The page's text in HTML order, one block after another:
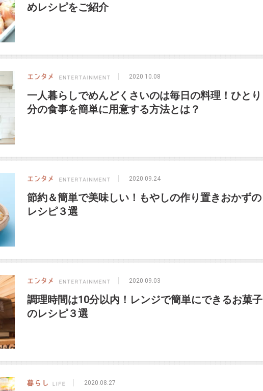
めレシピをご紹介
2020.10.08
一人暮らしでめんどくさいのは毎日の料理！ひとり
分の食事を簡単に用意する方法とは？
2020.09.24
節約＆簡単で美味しい！もやしの作り置きおかずの
レシピ３選
2020.09.03
調理時間は10分以内！レンジで簡単にできるお菓子
のレシピ３選
2020.08.27